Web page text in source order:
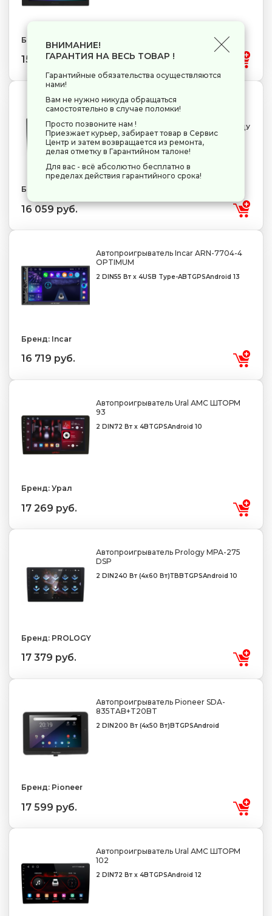
Бренд: Pioneer
15 949 руб.
Автопроигрыватель Prology MPA-300
DSP
2 DIN220 Вт (4x55 Вт) пульт ДУ
Бренд: PROLOGY
16 059 руб.
Автопроигрыватель Incar ARN-7704-4
OPTIMUM
2 DIN55 Вт х 4USB Type-ABTGPSAndroid 13
Бренд: Incar
16 719 руб.
Автопроигрыватель Ural АМС ШТОРМ
93
2 DIN72 Вт x 4BTGPSAndroid 10
Бренд: Урал
17 269 руб.
Автопроигрыватель Prology MPA-275
DSP
2 DIN 240 Вт (4x60 Вт)ТВ BTGPSAndroid 10
Бренд: PROLOGY
17 379 руб.
Автопроигрыватель Pioneer SDA-
835TAB+T20BT
2 DIN200 Вт (4x50 Вт)BTGPSAndroid
Бренд: Pioneer
17 599 руб.
Автопроигрыватель Ural АМС ШТОРМ
102
2 DIN72 Вт x 4BTGPSAndroid 12
ВНИМАНИЕ!
ГАРАНТИЯ НА ВЕСЬ ТОВАР !
Гарантийные обязательства осуществляются
нами!
Вам не нужно никуда обращаться
самостоятельно в случае поломки!
Просто позвоните нам !
Приезжает курьер, забирает товар в Сервис
Центр и затем возвращается из ремонта,
делая отметку в Гарантийном талоне!
Для вас - всё абсолютно бесплатно в
пределах действия гарантийного срока!